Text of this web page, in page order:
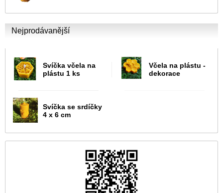
Nejprodávanější
Svíčka včela na
plástu 1 ks
Včela na plástu -
dekorace
Svíčka se srdíčky
4 x 6 cm